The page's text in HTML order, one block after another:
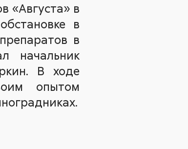
«Августа» в
в
в
начальник
В ходе
опытом